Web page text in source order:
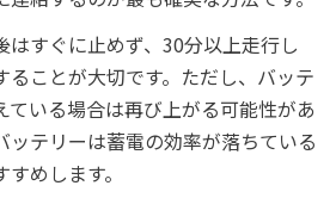
はすぐに止めず、30分以上走行し
ることが大切です。ただし、バッテ
ている場合は再び上がる可能性があ
ッテリーは蓄電の効率が落ちている
めします。